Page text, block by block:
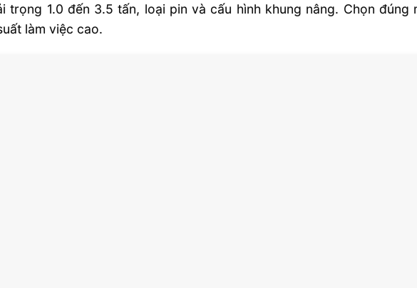
trọng 1.0 đến 3.5 tấn, loại pin và cấu hình khung nâng. Chọn
làm việc cao.